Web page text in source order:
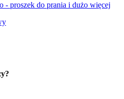
- proszek do prania i dużo więcej